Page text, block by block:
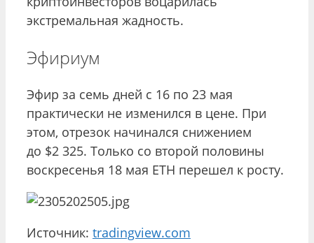
экстремальная жадность.
Эфириум
Эфир за семь дней с 16 по 23 мая
практически не изменился в цене. При
этом, отрезок начинался снижением
до $2 325. Только со второй половины
воскресенья 18 мая ETH перешел к росту.
Источник: tradingview.com